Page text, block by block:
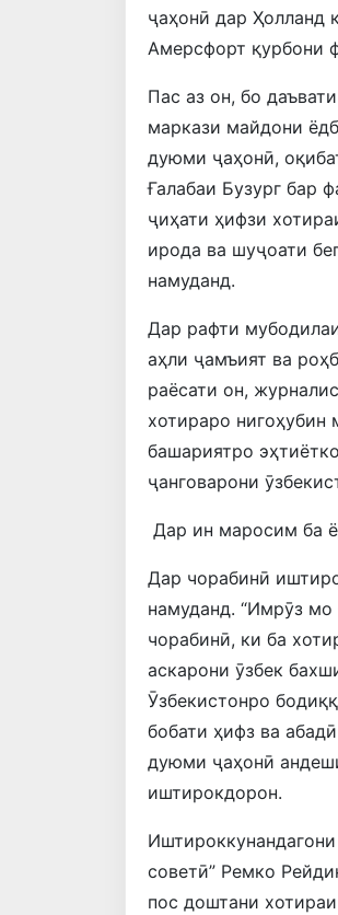
ҷаҳонӣ дар Ҳолланд
Амерсфорт қурбони
Пас аз он, бо
маркази майдони
дуюми ҷаҳонӣ,
Ғалабаи Бузург бар
ҷиҳати ҳифзи
ирода ва шуҷоати
намуданд.
Дар рафти
аҳли ҷамъият ва
раёсати он,
хотираро нигоҳубин
башариятро
ҷанговарони
Дар ин маросим ба
Дар чорабинӣ
намуданд. “Имрӯз
чорабинӣ, ки ба
аскарони ӯзбек
Ӯзбекистонро
бобати ҳифз ва
дуюми ҷаҳонӣ
иштирокдорон.
советӣ” Ремко
пос доштани